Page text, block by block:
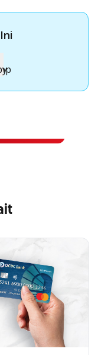
NISP